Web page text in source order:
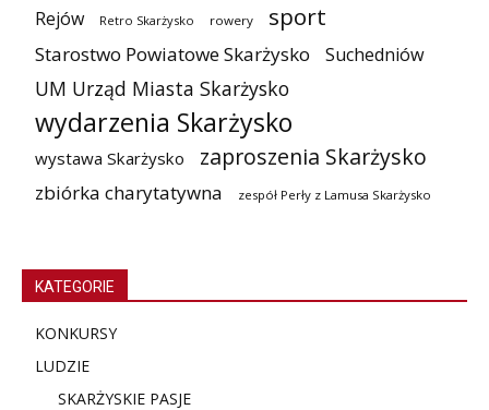
Rejów Retro Skarżysko rowery sport
Starostwo Powiatowe Skarżysko Suchedniów
UM Urząd Miasta Skarżysko
wydarzenia Skarżysko
wystawa Skarżysko zaproszenia Skarżysko
zbiórka charytatywna zespół Perły z Lamusa Skarżysko
KATEGORIE
KONKURSY
LUDZIE
SKARŻYSKIE PASJE